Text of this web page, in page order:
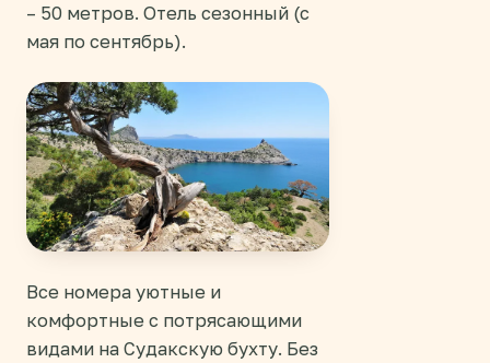
– 50 метров. Отель сезонный (с
мая по сентябрь).
Все номера уютные и
комфортные с потрясающими
видами на Судакскую бухту. Без